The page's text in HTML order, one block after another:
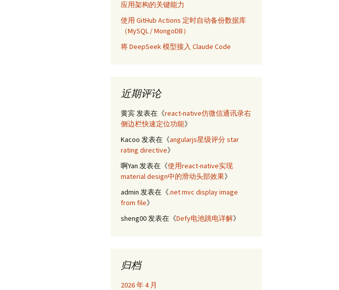
应用架构的关键能力
使用 GitHub Actions 定时自动备份数据库
（MySQL / MongoDB）
将 DeepSeek 模型接入 Claude Code
近期评论
黄宾发表在《react-native仿微信通讯录右
侧边栏快速定位功能》
Kacoo 发表在《angularjs星级评分 star
rating directive》
啊Yan 发表在《使用react-native实现
material design中的滑动头部效果》
admin 发表在《.net mvc display image
from file》
sheng00发表在《Defy电池跳电详解》
归档
2026 年 4 月